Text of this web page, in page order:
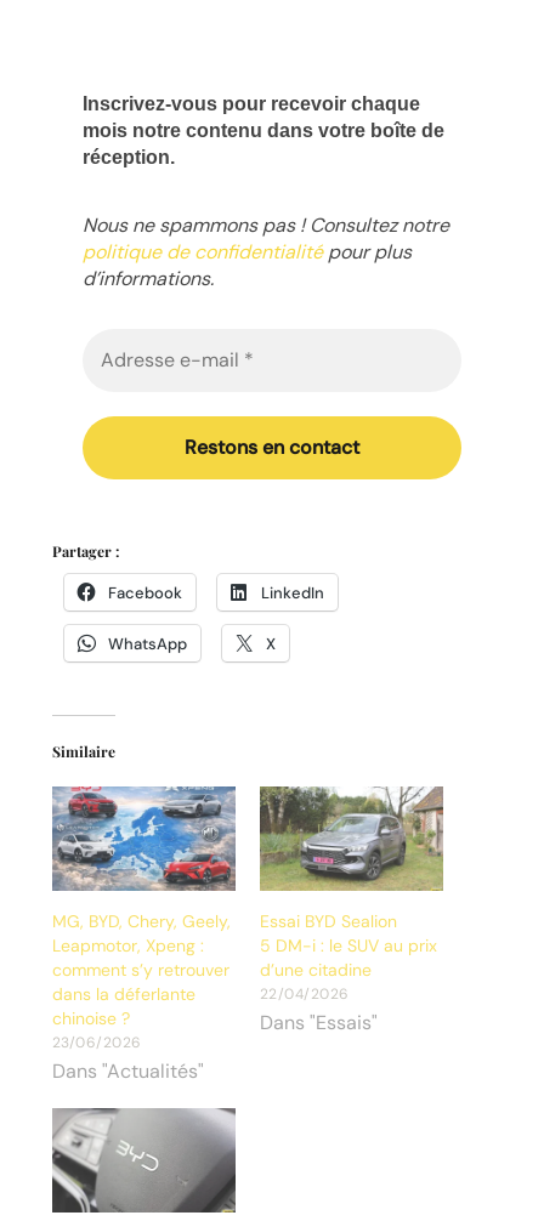
Inscrivez-vous pour recevoir chaque
mois notre contenu dans votre boîte de
réception.
Nous ne spammons pas ! Consultez notre
politique de confidentialitépour plus
d’informations.
Partager :
Facebook LinkedIn
WhatsApp X
Similaire
MG, BYD, Chery, Geely,
Leapmotor, Xpeng :
comment s’y retrouver
dans la déferlante
chinoise ?
23/06/2026
Dans "Actualités"
Essai BYD Sealion
5 DM-i : le SUV au prix
d’une citadine
22/04/2026
Dans "Essais"